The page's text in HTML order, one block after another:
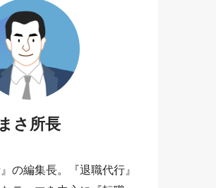
まさ所長
の編集長。『退職代行』